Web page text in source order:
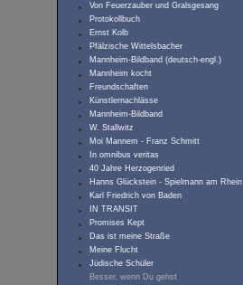
Von Feuerzauber und Gralsgesang
Protokollbuch
Ernst Kolb
Pfälzische Wittelsbacher
Mannheim-Bildband (deutsch-engl.)
Mannheim kocht
Freundschaften
Künstlernachlässe
Mannheim-Bildband
W. Stallwitz
Moi Mannem - Franz Schmitt
In omnibus veritas
40 Jahre Herzogenried
Hanns Glückstein - Spielmann am Rhein
Karl Friedrich von Baden
IN TRANSIT
Promises Kept
Das ist meine Straße
Meine Flucht
Jüdische Schüler
Besser, wenn Du gehst